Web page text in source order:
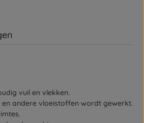
vuil en vlekken.
andere vloeistoffen wordt gewerkt.